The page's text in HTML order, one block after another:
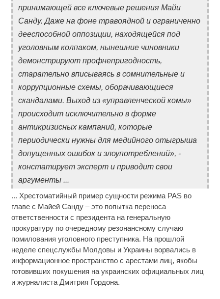
принимающей все ключевые решения Майи
Санду. Даже на фоне травоядной и ограниченно
дееспособной оппозиции, находящейся под
уголовным колпаком, нынешние чиновники
демонстрируют профнепригодность,
старательно вписываясь в сомнительные и
коррупционные схемы, оборачивающиеся
скандалами. Выход из «управленческой комы»
происходит исключительно в форме
антикризисных кампаний, которые
периодически нужны для медийного отыгрыша
допущенных ошибок и злоупотреблений», -
констатирует эксперт и приводит свои
аргументы ...
... Хрестоматийный пример сущности режима PAS во
главе с Майей Санду – это попытка переноса
ответственности с президента на генеральную
прокуратуру по очередному резонансному случаю
помилования уголовного преступника. На прошлой
неделе спецслужбы Молдовы и Украины ворвались в
информационное пространство с арестами лиц, якобы
готовивших покушения на украинских официальных лиц
и журналиста Дмитрия Гордона.